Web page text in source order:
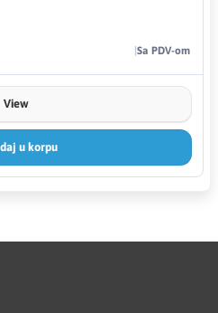
Sa PDV-om
View
u korpu